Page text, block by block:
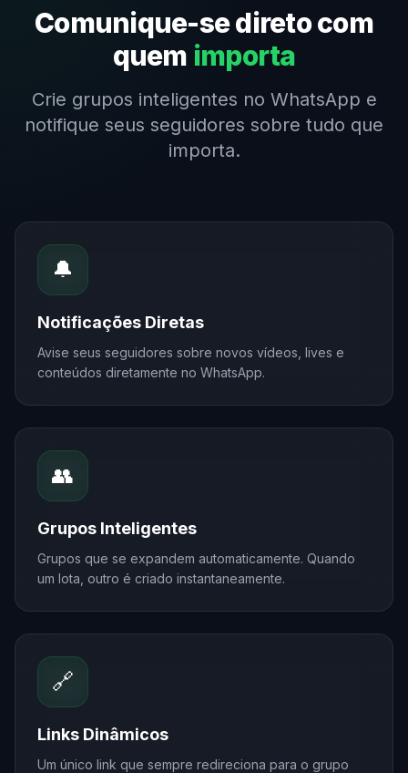
Comunique-se direto com
quem importa
Crie grupos inteligentes no WhatsApp e
notifique seus seguidores sobre tudo que
importa.
🔔
Notificações Diretas
Avise seus seguidores sobre novos vídeos, lives e
conteúdos diretamente no WhatsApp.
👥
Grupos Inteligentes
Grupos que se expandem automaticamente. Quando
um lota, outro é criado instantaneamente.
🔗
Links Dinâmicos
Um único link que sempre redireciona para o grupo